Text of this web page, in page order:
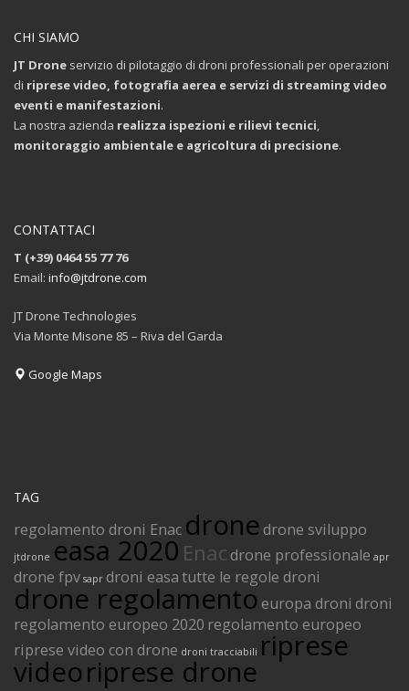
CHI SIAMO
JT Drone servizio di pilotaggio di droni professionali per operazioni
di riprese video, fotografia aerea e servizi di streaming video
eventi e manifestazioni.
La nostra azienda realizza ispezioni e rilievi tecnici,
monitoraggio ambientale e agricoltura di precisione.
CONTATTACI
T (+39) 0464 55 77 76
Email: info@jtdrone.com
JT Drone Technologies
Via Monte Misone 85 – Riva del Garda
Google Maps
TAG
regolamento droni Enac drone drone sviluppo
jtdrone easa 2020 Enacdrone professionale apr
drone fpv sapr droni easatutte le regole droni
drone regolamento europa droni droni
regolamento europeo 2020 regolamento europeo
riprese video con drone droni tracciabili riprese
videoriprese drone